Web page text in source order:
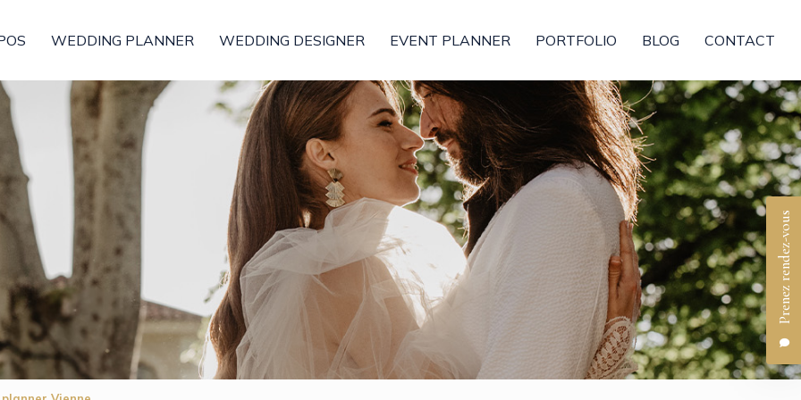
Prenez rendez-vous
WEDDING PLANNER WEDDING DESIGNER EVENT PLANNER PORTFOLIO BLOG CONTACT